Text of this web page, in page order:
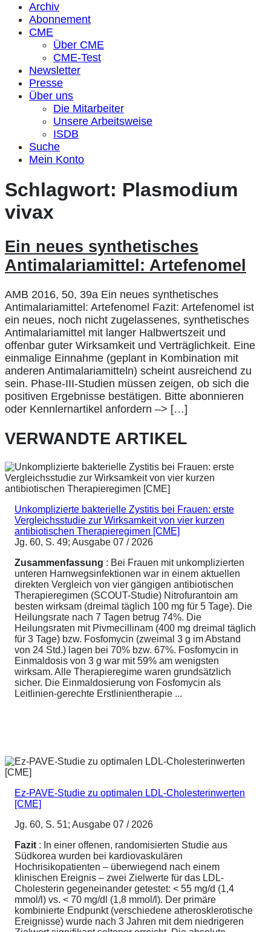
Archiv
Abonnement
CME
Über CME
CME-Test
Newsletter
Presse
Über uns
Die Mitarbeiter
Unsere Arbeitsweise
ISDB
Suche
Mein Konto
Schlagwort: Plasmodium
vivax
Ein neues synthetisches
Antimalariamittel: Artefenomel
AMB 2016, 50, 39a Ein neues synthetisches
Antimalariamittel: Artefenomel Fazit: Artefenomel ist
ein neues, noch nicht zugelassenes, synthetisches
Antimalariamittel mit langer Halbwertszeit und
offenbar guter Wirksamkeit und Verträglichkeit. Eine
einmalige Einnahme (geplant in Kombination mit
anderen Antimalariamitteln) scheint ausreichend zu
sein. Phase-III-Studien müssen zeigen, ob sich die
positiven Ergebnisse bestätigen. Bitte abonnieren
oder Kennlernartikel anfordern –> […]
VERWANDTE ARTIKEL
Unkomplizierte bakterielle Zystitis bei Frauen: erste
Vergleichsstudie zur Wirksamkeit von vier kurzen
antibiotischen Therapieregimen [CME]
Jg. 60, S. 49; Ausgabe 07 / 2026
Zusammenfassung : Bei Frauen mit unkomplizierten
unteren Harnwegsinfektionen war in einem aktuellen
direkten Vergleich von vier gängigen antibiotischen
Therapieregimen (SCOUT-Studie) Nitrofurantoin am
besten wirksam (dreimal täglich 100 mg für 5 Tage). Die
Heilungsrate nach 7 Tagen betrug 74%. Die
Heilungsraten mit Pivmecillinam (400 mg dreimal täglich
für 3 Tage) bzw. Fosfomycin (zweimal 3 g im Abstand
von 24 Std.) lagen bei 70% bzw. 67%. Fosfomycin in
Einmaldosis von 3 g war mit 59% am wenigsten
wirksam. Alle Therapieregime waren grundsätzlich
sicher. Die Einmaldosierung von Fosfomycin als
Leitlinien-gerechte Erstlinientherapie ...
Ez-PAVE-Studie zu optimalen LDL-Cholesterinwerten
[CME]
Jg. 60, S. 51; Ausgabe 07 / 2026
Fazit : In einer offenen, randomisierten Studie aus
Südkorea wurden bei kardiovaskulären
Hochrisikopatienten – überwiegend nach einem
klinischen Ereignis – zwei Zielwerte für das LDL-
Cholesterin gegeneinander getestet: < 55 mg/d (1,4
mmol/l) vs. < 70 mg/dl (1,8 mmol/l). Der primäre
kombinierte Endpunkt (verschiedene atherosklerotische
Ereignisse) wurde nach 3 Jahren mit dem niedrigeren